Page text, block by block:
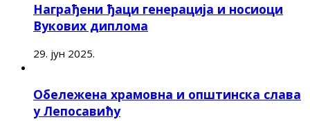
Награђени ђаци генерација и носиоци
Вукових диплома
29. јун 2025.
Обележена храмовна и општинска слава
у Лепосавићу